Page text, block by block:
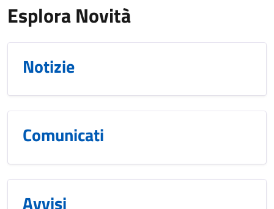
Esplora Novità
Notizie
Comunicati
Avvisi